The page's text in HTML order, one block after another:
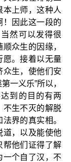
上师，这种人
！因此这一段的
然可以发得很
众生的因缘，
愿。接着以无量
众生，使他们安
一义乐”所以，
到的目的有两
不生不灭的解脱
界的真实相。
道，以及能使他
帮他们证得了解
一个自了汉，不